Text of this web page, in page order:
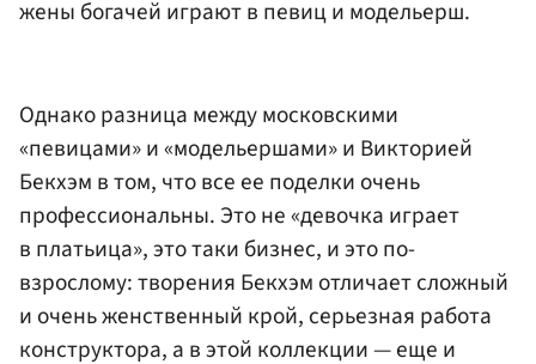
жены богачей играют в певиц и модельерш.
Однако разница между московскими
«певицами» и «модельершами» и Викторией
Бекхэм в том, что все ее поделки очень
профессиональны. Это не «девочка играет
в платьица», это таки бизнес, и это по-
взрослому: творения Бекхэм отличает сложный
и очень женственный крой, серьезная работа
конструктора, а в этой коллекции — еще и